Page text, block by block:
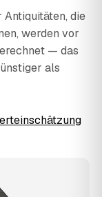
die
werden vor
— das
als